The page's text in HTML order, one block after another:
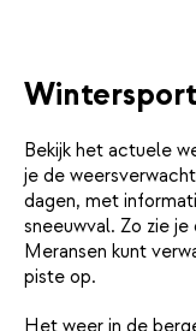
Bekijk het actuele
je de
dagen, met
sneeuwval. Zo zie
Meransen kunt
piste op.
Het weer in de